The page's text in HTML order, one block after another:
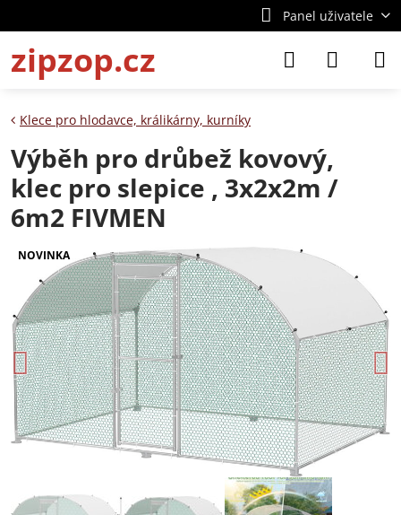
Panel uživatele
zipzop.cz
NOVINKA
Klece pro hlodavce, králikárny, kurníky
Výběh pro drůbež kovový,
klec pro slepice , 3x2x2m /
6m2 FIVMEN